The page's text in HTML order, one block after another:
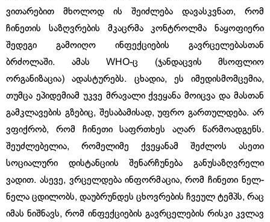
ვითარებით მხოლოდ ის შეიძლება დავასკვნათ, რომ
ჩინეთის საზღვრების მკაცრმა კონტროლმა ნაყოფიერი
შედეგი გამოიღო ინფექციების გავრცელებასთან
ბრძოლაში. ამას WHO-ც (ჯანდაცვის მსოფლიო
ორგანიზაცია) ადასტურებს. ცხადია, ეს იმედისმომცემია,
თუმცა ეპიდემიამ უკვე მრავალი ქვეყანა მოიცვა და მასთან
გამკლავების გზებიც, შესაბამისად, უფრო გართულდება. არ
ვფიქრობ, რომ ჩინეთი საფრთხეს აღარ წარმოადგენს.
შეუძლებელია, რომელიმე ქვეყანამ შეძლოს ასეთი
სოციალური დისტანციის შენარჩუნება განუსაზღვრელი
ვადით. ასევე, ვრცელდება ინფორმაცია, რომ ჩინეთი ნელ-
ნელა ცდილობს, დაუბრუნდეს ცხოვრების ჩვეულ ტემპს, რაც
იმას ნიშნავს, რომ ინფექციების გავრცელების რისკი კვლავ